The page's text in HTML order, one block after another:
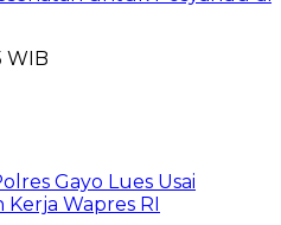
WIB
Gayo Lues Usai
Wapres RI